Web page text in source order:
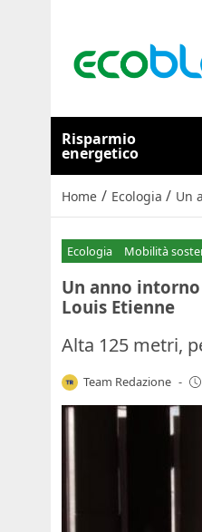
Risparmio
energetico
Home / Ecologia / Un
Ecologia Mobilità
Un anno
Louis Etienne
Alta 125 metri,
Team Redazione -